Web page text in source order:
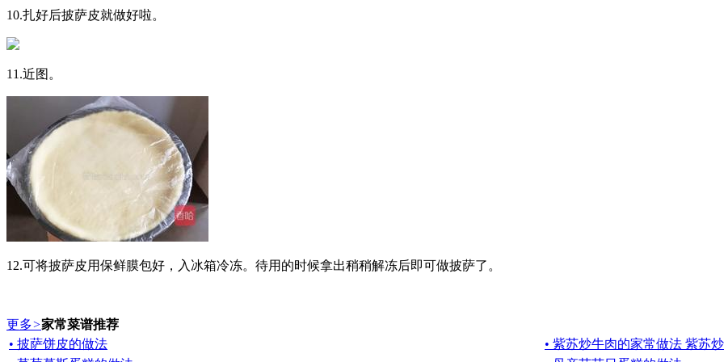
10.扎好后披萨皮就做好啦。
11.近图。
12.可将披萨皮用保鲜膜包好，入冰箱冷冻。待用的时候拿出稍稍解冻后即可做披萨了。
更多>家常菜谱推荐
• 披萨饼皮的做法
• 紫苏炒牛肉的家常做法 紫苏